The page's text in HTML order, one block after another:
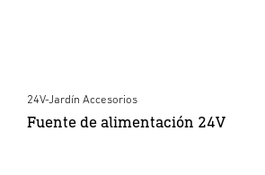
24V-Jardín Accesorios
Fuente de alimentación 24V